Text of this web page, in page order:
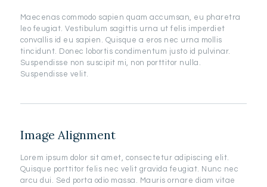
Maecenas commodo sapien quam accumsan, eu pharetra
leo feugiat. Vestibulum sagittis urna ut felis imperdiet
convallis id eu sapien. Quisque a eros nec urna mollis
tincidunt. Donec lobortis condimentum justo id pulvinar.
Suspendisse non suscipit mi, non porttitor nulla.
Suspendisse velit.
Image Alignment
Lorem ipsum dolor sit amet, consectetur adipiscing elit.
Quisque porttitor felis nec velit gravida feugiat. Nunc nec
arcu dui. Sed porta odio massa. Mauris ornare diam vitae